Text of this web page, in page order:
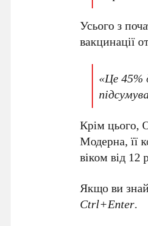
Усього з
вакцинації
«Це 45%
Крім цього,
Модерна, її
віком від 12
Якщо ви
Ctrl+Enter.